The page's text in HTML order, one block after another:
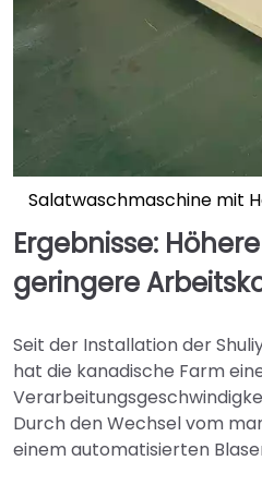
Salatwaschmaschine mit
Ergebnisse:
geringere
Seit der Installation der
hat die kanadische Farm
Durch den Wechsel vom
einem automatisierten